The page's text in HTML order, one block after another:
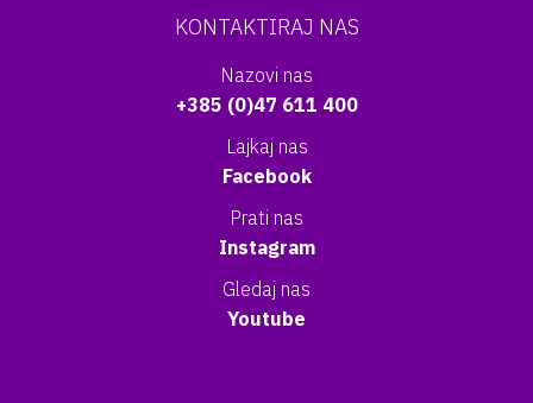
KONTAKTIRAJ NAS
Nazovi nas
+385 (0)47 611 400
Lajkaj nas
Facebook
Prati nas
Instagram
Gledaj nas
Youtube